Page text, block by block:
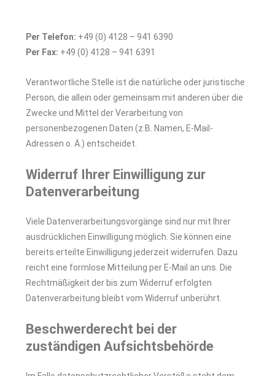
Per Telefon: +49 (0) 4128 – 941 6390
Per Fax: +49 (0) 4128 – 941 6391
Verantwortliche Stelle ist die natürliche oder juristische
Person, die allein oder gemeinsam mit anderen über die
Zwecke und Mittel der Verarbeitung von
personenbezogenen Daten (z.B. Namen, E-Mail-
Adressen o. Ä.) entscheidet.
Widerruf Ihrer Einwilligung zur
Datenverarbeitung
Viele Datenverarbeitungsvorgänge sind nur mit Ihrer
ausdrücklichen Einwilligung möglich. Sie können eine
bereits erteilte Einwilligung jederzeit widerrufen. Dazu
reicht eine formlose Mitteilung per E-Mail an uns. Die
Rechtmäßigkeit der bis zum Widerruf erfolgten
Datenverarbeitung bleibt vom Widerruf unberührt.
Beschwerderecht bei der
zuständigen Aufsichtsbehörde